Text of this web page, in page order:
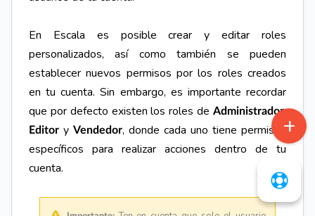
En Escala es posible crear y editar roles
personalizados, así como también se pueden
establecer nuevos permisos por los roles creados
en tu cuenta.Sin embargo, es importante recordar
que por defecto existen los roles de Administrador,
Editor y Vendedor, donde cada uno tiene permisos
específicos para realizar acciones dentro de tu
cuenta.